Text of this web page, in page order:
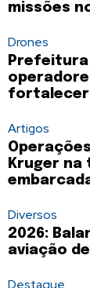
missões
Drones
Prefeitura
fortalecer
Artigos
Kruger na
Diversos
2026:
aviação